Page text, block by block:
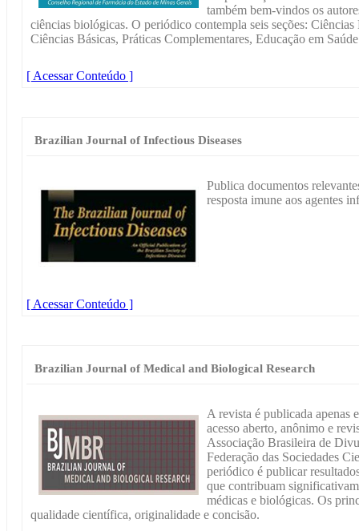
também bem-vindos os
ciências biológicas. O periódico contempla seis seções: Ciências
Ciências Básicas, Práticas Complementares, Educação em
[ Acessar Conteúdo ]
Brazilian Journal of Infectious Diseases
Publica documentos
resposta imune aos agentes
[ Acessar Conteúdo ]
Brazilian Journal of Medical and Biological Research
A revista é publicada apenas
acesso aberto, anônimo e
Associação Brasileira de
Federação das Sociedades
periódico é publicar
que contribuam
médicas e biológicas. Os
qualidade científica, originalidade e concisão.